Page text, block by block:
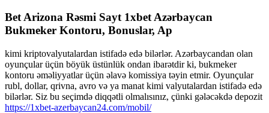
Bet Arizona Rəsmi Sayt 1xbet Azərbaycan
Bukmeker Kontoru, Bonuslar, Ap
kimi kriptovalyutalardan istifadə edə bilərlər. Azərbaycandan olan
oyunçular üçün böyük üstünlük ondan ibarətdir ki, bukmeker
kontoru əməliyyatlar üçün əlavə komissiya təyin etmir. Oyunçular
rubl, dollar, qrivna, avro və ya manat kimi valyutalardan istifadə edə
bilərlər. Siz bu seçimdə diqqətli olmalısınız, çünki gələcəkdə depozit
https://1xbet-azerbaycan24.com/mobil/